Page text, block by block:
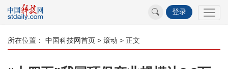
登录
所在位置： 中国科技网首页 > 滚动 > 正文